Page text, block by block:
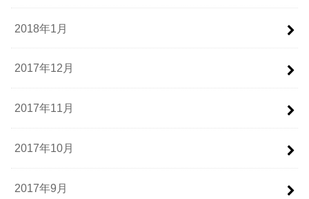
2018年1月
2017年12月
2017年11月
2017年10月
2017年9月